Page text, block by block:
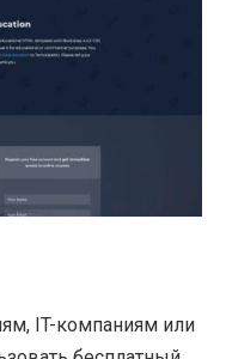
IT-компаниям или